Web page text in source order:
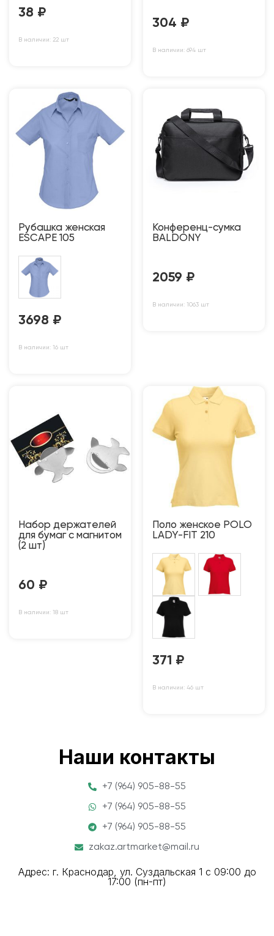
38 ₽
В наличии: 22 шт
304 ₽
В наличии: 694 шт
Рубашка женская
ESCAPE 105
3698 ₽
В наличии: 16 шт
Конференц-сумка
BALDONY
2059 ₽
В наличии: 1063 шт
Набор держателей
для бумаг с магнитом
(2 шт)
60 ₽
В наличии: 18 шт
Поло женское POLO
LADY-FIT 210
371 ₽
В наличии: 46 шт
Наши контакты
+7 (964) 905-88-55
+7 (964) 905-88-55
+7 (964) 905-88-55
zakaz.artmarket@mail.ru
Адрес: г. Краснодар, ул. Суздальская 1 с 09:00 до
17:00 (пн-пт)